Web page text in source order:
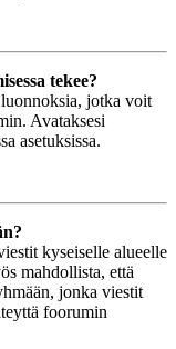
tekee?
jotka voit
Avataksesi
asetuksissa.
kyseiselle alueelle
mahdollista, että
jonka viestit
foorumin